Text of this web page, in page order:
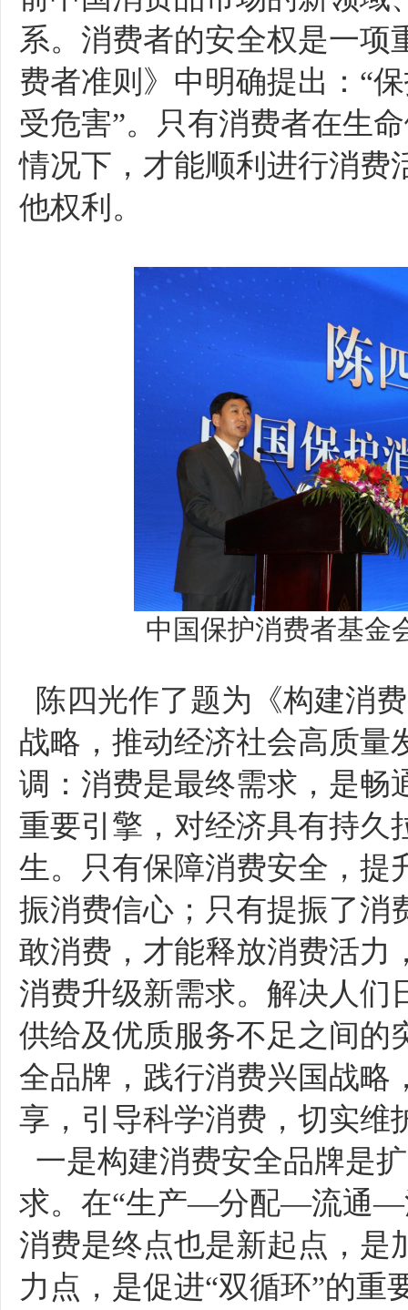
系。消费者的安全权是一项
费者准则》中明确提出：“
受危害”。只有消费者在生
情况下，才能顺利进行消费
他权利。
中国保护消费者基金
陈四光作了题为《构建消
战略，推动经济社会高质量
调：消费是最终需求，是畅
重要引擎，对经济具有持久
生。只有保障消费安全，提
振消费信心；只有提振了消
敢消费，才能释放消费活力
消费升级新需求。解决人们
供给及优质服务不足之间的
全品牌，践行消费兴国战略
享，引导科学消费，切实维
一是构建消费安全品牌是
求。在“生产—分配—流通—
消费是终点也是新起点，是
力点，是促进“双循环”的重